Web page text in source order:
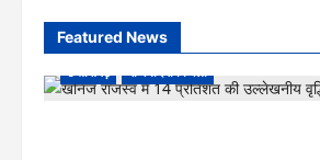
Featured News
छत्तीसगढ़
राजनांदगांव जिला